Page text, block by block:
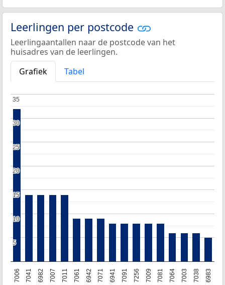
Leerlingen per postcode
Leerlingaantallen naar de postcode van het
huisadres van de leerlingen.
Grafiek
Tabel
7006 7041 6982 7007 7011 7061 6942 7071 6941 7091 7256 7009 7081 7064 7003 7038 6983
5
5
10
10
15
15
20
20
25
25
30
30
35
35